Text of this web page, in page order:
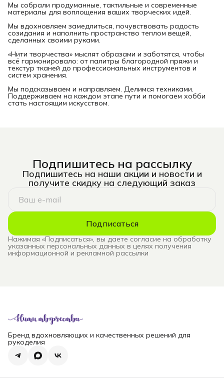
Мы собрали продуманные, тактильные и современные
материалы для воплощения ваших творческих идей.
Мы вдохновляем замедлиться, почувствовать радость
созидания и наполнить пространство теплом вещей,
сделанных своими руками.
«Нити творчества» мыслят образами и заботятся, чтобы
всё гармонировало: от палитры благородной пряжи и
текстур тканей до профессиональных инструментов и
систем хранения.
Мы подсказываем и направляем. Делимся техниками.
Поддерживаем на каждом этапе пути и помогаем хобби
стать настоящим искусством.
Подпишитесь на рассылку
Подпишитесь на наши акции и новости и
получите скидку на следующий заказ
Подписаться
Нажимая «Подписаться», вы даете согласие на обработку
указанных персональных данных в целях получения
информационной и рекламной рассылки
Бренд вдохновляющих и качественных решений для
рукоделия